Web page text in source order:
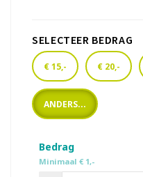
SELECTEER BEDRAG
€ 15,- € 20,-
ANDERS...
Bedrag
Minimaal € 1,-